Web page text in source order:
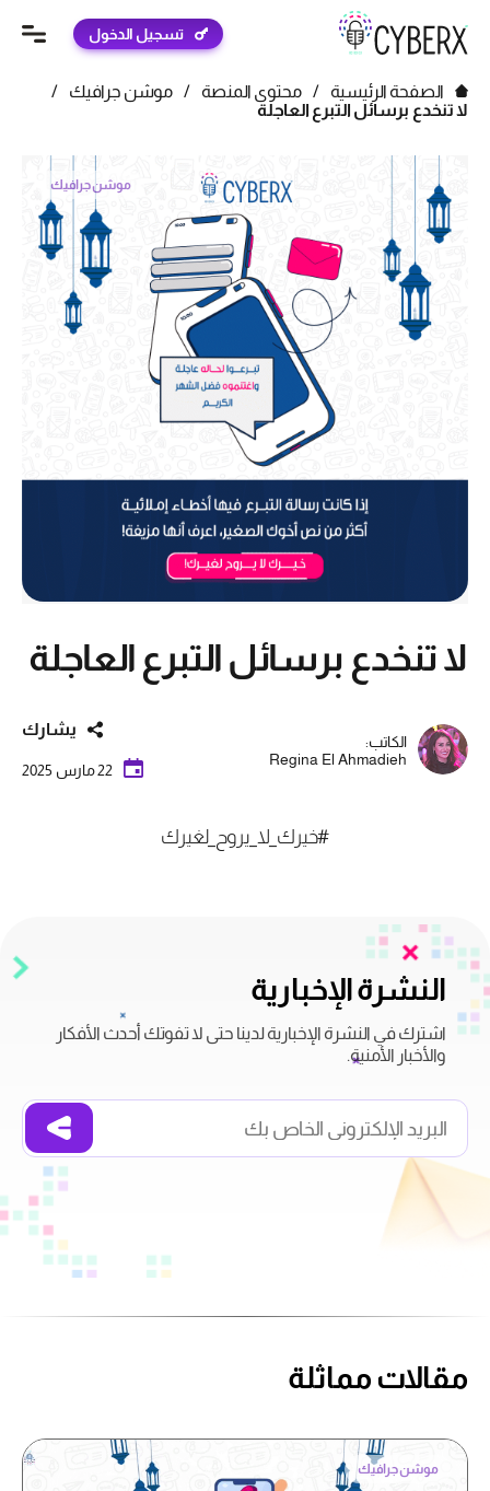
تسجيل الدخول
الصفحة الرئيسية / محتوى المنصة / موشن جرافيك
/
لا تنخدع برسائل التبرع العاجلة
موشن جرافيك
لا تنخدع برسائل التبرع العاجلة
الكاتب:
Regina El Ahmadieh
يشارك
22 مارس 2025
#خيرك_لا_يروح_لغيرك
النشرة الإخبارية
اشترك في النشرة الإخبارية لدينا حتى لا تفوتك أحدث الأفكار
والأخبار الأمنية.
مقالات مماثلة
موشن جرافيك